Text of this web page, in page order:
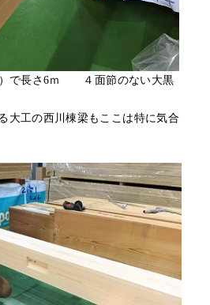
）で長さ6ｍ ４面節のない大黒
大工の西川棟梁もここは特に気合